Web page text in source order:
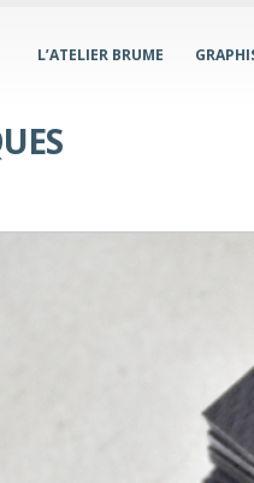
L’ATELIER BRUME